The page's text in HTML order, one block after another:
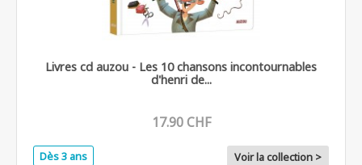
Livres cd auzou - Les 10 chansons incontournables
d'henri de...
17.90 CHF
Dès 3 ans Voir la collection >